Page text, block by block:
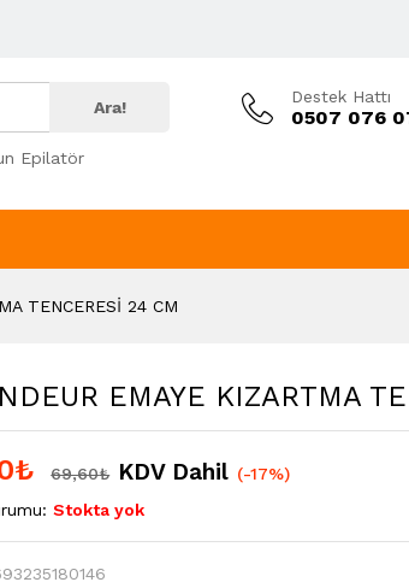
Ara!
Epilatör
Destek Hattı
0507 076
TENCERESİ 24 CM
EMAYE KIZARTMA
₺ 69,60₺ KDV Dahil (-17%)
Stokta yok